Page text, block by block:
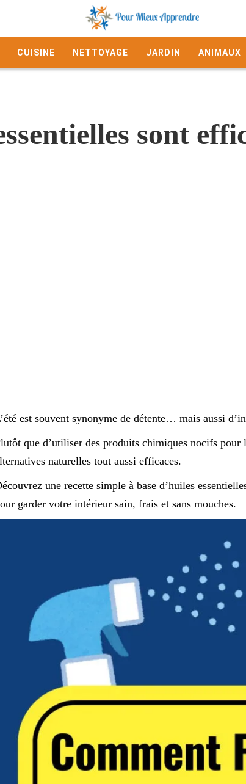
CUISINE NETTOYAGE JARDIN ANIMAUX
sont
est souvent synonyme de détente… mais aussi
que d’utiliser des produits chimiques nocifs pour
naturelles tout aussi efficaces.
une recette simple à base d’huiles
garder votre intérieur sain, frais et sans mouches.